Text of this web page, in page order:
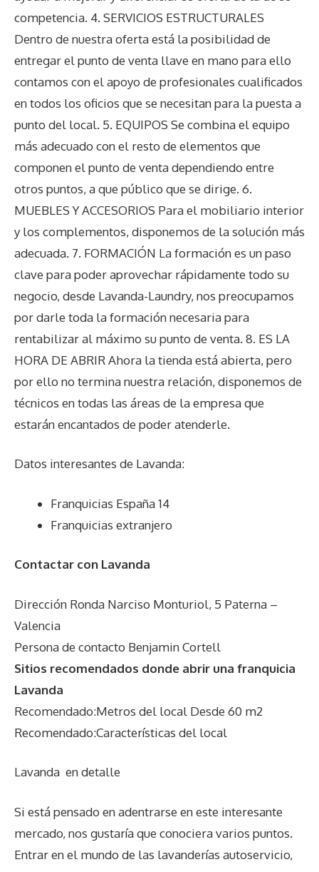
competencia. 4. SERVICIOS ESTRUCTURALES
Dentro de nuestra oferta está la posibilidad de
entregar el punto de venta llave en mano para ello
contamos con el apoyo de profesionales cualificados
en todos los oficios que se necesitan para la puesta a
punto del local. 5. EQUIPOS Se combina el equipo
más adecuado con el resto de elementos que
componen el punto de venta dependiendo entre
otros puntos, a que público que se dirige. 6.
MUEBLES Y ACCESORIOS Para el mobiliario interior
y los complementos, disponemos de la solución más
adecuada. 7. FORMACIÓN La formación es un paso
clave para poder aprovechar rápidamente todo su
negocio, desde Lavanda-Laundry, nos preocupamos
por darle toda la formación necesaria para
rentabilizar al máximo su punto de venta. 8. ES LA
HORA DE ABRIR Ahora la tienda está abierta, pero
por ello no termina nuestra relación, disponemos de
técnicos en todas las áreas de la empresa que
estarán encantados de poder atenderle.
Datos interesantes de Lavanda:
Franquicias España 14
Franquicias extranjero
Contactar con Lavanda
Dirección Ronda Narciso Monturiol, 5 Paterna –
Valencia
Persona de contacto Benjamin Cortell
Sitios recomendados donde abrir una franquicia
Lavanda
Recomendado:Metros del local Desde 60 m2
Recomendado:Características del local
Lavanda en detalle
Si está pensado en adentrarse en este interesante
mercado, nos gustaría que conociera varios puntos.
Entrar en el mundo de las lavanderías autoservicio,